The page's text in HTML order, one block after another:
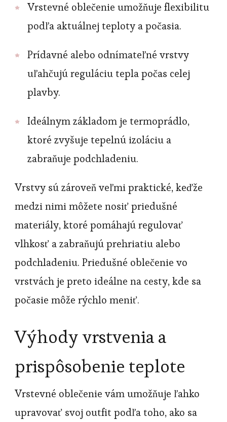
Vrstevné oblečenie umožňuje flexibilitu
podľa aktuálnej teploty a počasia.
Prídavné alebo odnímateľné vrstvy
uľahčujú reguláciu tepla počas celej
plavby.
Ideálnym základom je termoprádlo,
ktoré zvyšuje tepelnú izoláciu a
zabraňuje podchladeniu.
Vrstvy sú zároveň veľmi praktické, keďže
medzi nimi môžete nosiť priedušné
materiály, ktoré pomáhajú regulovať
vlhkosť a zabraňujú prehriatiu alebo
podchladeniu. Priedušné oblečenie vo
vrstvách je preto ideálne na cesty, kde sa
počasie môže rýchlo meniť.
Výhody vrstvenia a
prispôsobenie teplote
Vrstevné oblečenie vám umožňuje ľahko
upravovať svoj outfit podľa toho, ako sa